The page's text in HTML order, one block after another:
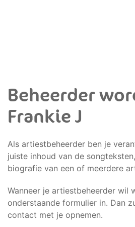
Beheerder
Frankie J
Als artiestbeheerder ben je
juiste inhoud van de
biografie van een of meerdere
Wanneer je artiestbeheerder wil
onderstaande formulier in. Dan
contact met je opnemen.